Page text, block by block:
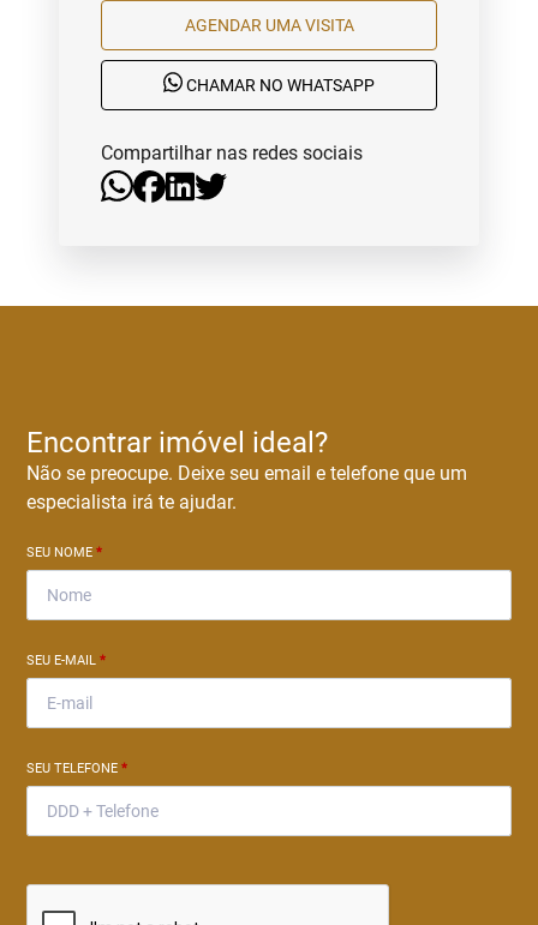
AGENDAR UMA VISITA
CHAMAR NO WHATSAPP
Compartilhar nas redes sociais
Encontrar imóvel ideal?
Não se preocupe. Deixe seu email e telefone que um
especialista irá te ajudar.
SEU NOME*
SEU E-MAIL*
SEU TELEFONE*